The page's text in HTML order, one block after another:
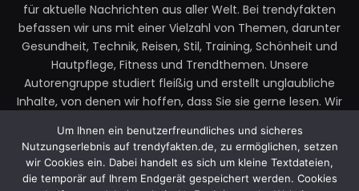
für aktuelle Nachrichten aus aller Welt. Bei trendyfakten
befassen wir uns mit einer Vielzahl von Themen, darunter
Gesundheit, Technik, Reisen, Stil, Training, Schönheit und
Hautpflege, Fitness und Trendthemen. Unsere
Autorengruppe studiert fleißig und erstellt unglaubliche
Inhalte, von denen wir hoffen, dass Sie sie gerne lesen. Wir
Zögern Sie also nicht, uns Ihre Gedanken zu unseren
Beiträgen mitzuteilen.
Um Ihnen ein benutzerfreundliches und sicheres
Nutzungserlebnis auf trendyfakten.de, zu ermöglichen, setzen
wir Cookies ein. Dabei handelt es sich um kleine Textdateien,
die temporär auf Ihrem Endgerät gespeichert werden. Cookies